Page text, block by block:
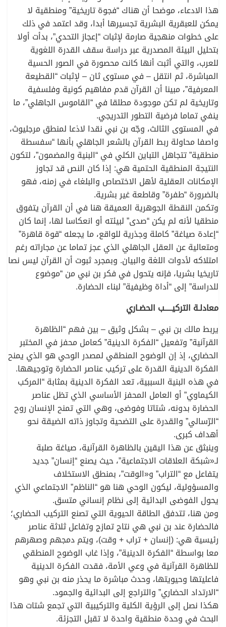
هذا الادعاء، موضحا أن هناك “فجوة تاريخية” ومنطقية لا
يمكن للعبقرية البشرية تجسيرها أبدا، وقد اعتمد في ذلك
على خطوات منهجية صارمة لإثبات “إعجاز التحدي”، بدأت أولا
بتحليل البيئة المصدرية عبر دراسة سقف القدرة اللغوية
للعرب، والتي أثبت أنها كانت محصورة في الصور الحسية
المباشرة، ثم انتقل – في مستوى ثان – لإثبات “القطيعة
المعرفية”، مبينا أن القرآن قدم مفاهيم كونية وفلسفية
وتاريخية لم تكن موجودة مطلقا في “القاموس الجاهلي”، ما
ينفي تماما فرضية التطور التدريجي.
في المستوى الثالث، وجّه بن نبي نقدا لاذعا لمنطق مرجليوث،
واصفا محاولة ربط القرآن بالشعر الجاهلي بأنها “سفسطة
منطقية” تتجاهل التباين الكلي في “البنية والمضمون”، لتكون
النتيجة المنطقية الحتمية هي: إذا كان النص قد تجاوز
الإمكانات العقلية لأهل الاختصاص والبلغاء في زمنه، فهو
بالضرورة “طفرة” وقاطعة غير بشرية.
وتكمن النقطة الجوهرية العميقة هنا في أن القرآن يتفوق
منطقيا لأنه لم يكن “صدى” لبيئته أو انعكاسا لها، إنما كان
“إعادة صياغة” كاملة وجذرية للواقع، ما يجعله “قوة قاهرة”
ومتعالية عن العقل الجاهلي الذي عجز تماما عن مجاراته رغم
امتلاكه لأدوات اللغة والبيان. وبمجرد ثبوت أن القرآن ليس نصا
تاريخيا بشريا، فإنه يتحول في فكر بن نبي من “موضوع
للدراسة” إلى “أداة وظيفية” لبناء الحضارة.
معادلـة التركيـــــب الحضـاري
يربط مالك بن نبي – بشكل وثيق – بين فهم “الظاهرة
القرآنية” وتفعيل “الفكرة الدينية” كعامل محفز في المختبر
الحضاري، إذ إن الوضوح المنطقي لمصدر الوحي هو الذي يمنح
الفكرة الدينية القدرة على تركيب عناصر الحضارة وتوجيهها.
في هذه البنية السببية، تعد الفكرة الدينية بمثابة “المركب
الكيماوي” أو العامل المحفز الأساسي الذي تظل عناصر
الحضارة بدونه، شتاتا وفوضى، وهي التي تمنح الإنسان روح
“الرّسالي” والقدرة على التضحية وتجاوز ذاته الضيقة نحو
أهداف كبرى.
وينبثق عن هذا اليقين بالظاهرة القرآنية، صياغة صلبة
لـ«شبكة العلاقات الاجتماعية”، حيث يصنع “إنسان” جديد
يتفاعل مع “التراب” و«الوقت”، بمنطق الاستخلاف
والمسؤولية، ليكون الوحي هنا هو “الناظم” الاجتماعي الذي
يحول الفوضى البدائية إلى نظام إنساني متسق.
ومن هنا، تتدفق الطاقة الحيوية التي تصنع التركيب الحضاري؛
فالحضارة عند بن نبي هي نتاج تمازج وتفاعل ثلاثة عناصر
رئيسية هي: (إنسان + تراب + وقت)، ويتم دمجهم وصهرهم
معا بواسطة “الفكرة الدينية”، وإذا غاب الوضوح المنطقي
للظاهرة القرآنية في وعي الأمة، فقدت الفكرة الدينية
فاعليتها وحيويتها، وحدث مباشرة ما يحذر منه بن نبي وهو
“الارتداد الحضاري” والتراجع إلى البدائية والجمود.
هكذا نصل إلى الرؤية الكلية والتركيبية التي تجمع شتات هذا
البحث في وحدة منطقية واحدة لا تقبل التجزئة.